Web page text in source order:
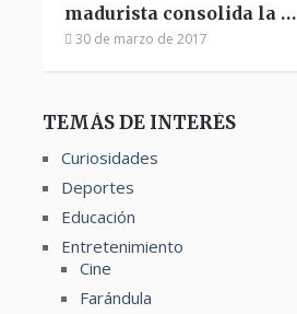
madurista consolida la …
30 de marzo de 2017
TEMÁS DE INTERÉS
Curiosidades
Deportes
Educación
Entretenimiento
Cine
Farándula